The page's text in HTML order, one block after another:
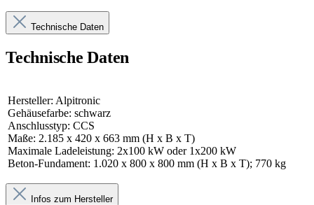
Technische Daten
Technische Daten
Hersteller: Alpitronic
Gehäusefarbe: schwarz
Anschlusstyp: CCS
Maße: 2.185 x 420 x 663 mm (H x B x T)
Maximale Ladeleistung: 2x100 kW oder 1x200 kW
Beton-Fundament: 1.020 x 800 x 800 mm (H x B x T); 770 kg
Infos zum Hersteller